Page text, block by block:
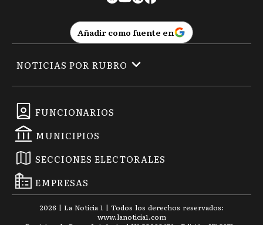
Añadir como fuente en
FUNCIONARIOS
MUNICIPIOS
SECCIONES ELECTORALES
EMPRESAS
NOTICIAS POR RUBRO
2026 | La Noticia 1 | Todos los derechos reservados:
www.lanoticia1.com